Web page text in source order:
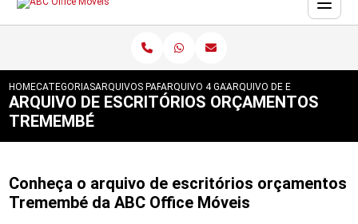
HOMECATEGORIASARQUIVOS PARA ESCRITORIOS
ARQUIVO 4 GAVETAS PARA ESCRITORIOS
ARQUIVO DE ESCRITORIOS
ARQUIVO DE ESCRITÓRIOS ORÇAMENTOS
TREMEMBÉ
Conheça o arquivo de escritórios orçamentos
Tremembé da ABC Office Móveis